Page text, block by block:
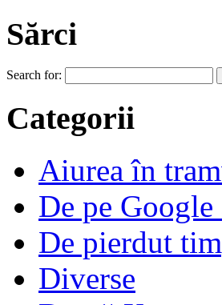
Sărci
Search for:
Categorii
Aiurea în
De pe Google
De pierdut
Diverse